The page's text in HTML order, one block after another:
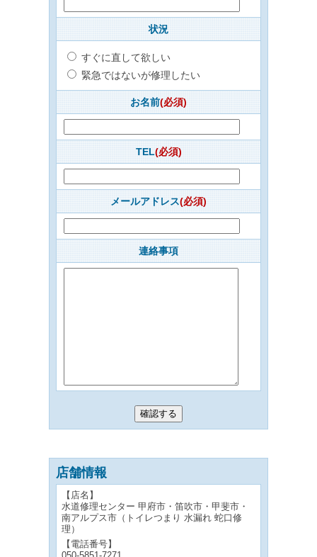
状況
すぐに直して欲しい
緊急ではないが修理したい
お名前(必須)
TEL(必須)
メールアドレス(必須)
連絡事項
店舗情報
【店名】
水道修理センター 甲府市・笛吹市・甲斐市・
南アルプス市（トイレつまり 水漏れ 蛇口修
理）
【電話番号】